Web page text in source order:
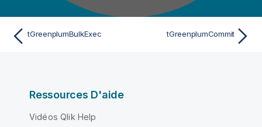
tGreenplumBulkExec tGreenplumCommit
Ressources D'aide
Vidéos Qlik Help